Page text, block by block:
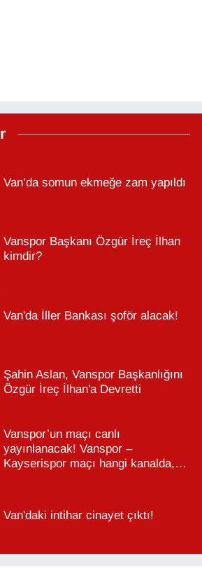
Van’da somun ekmeğe zam yapıldı
Vanspor Başkanı Özgür İreç İlhan
kimdir?
Van'da İller Bankası şoför alacak!
Şahin Aslan, Vanspor Başkanlığını
Özgür İreç İlhan'a Devretti
Vanspor’un maçı canlı
yayınlanacak! Vanspor –
Kayserispor maçı hangi kanalda,
Van'daki intihar cinayet çıktı!